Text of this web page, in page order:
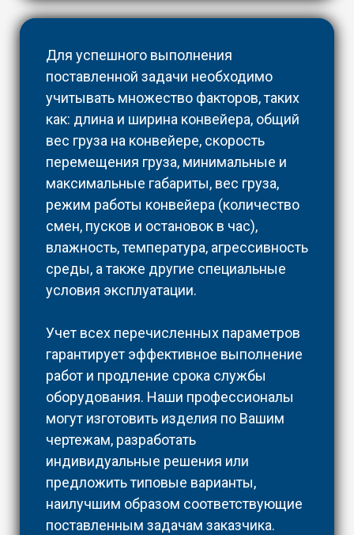
Для успешного выполнения
поставленной задачи необходимо
учитывать множество факторов, таких
как: длина и ширина конвейера, общий
вес груза на конвейере, скорость
перемещения груза, минимальные и
максимальные габариты, вес груза,
режим работы конвейера (количество
смен, пусков и остановок в час),
влажность, температура, агрессивность
среды, а также другие специальные
условия эксплуатации.
Учет всех перечисленных параметров
гарантирует эффективное выполнение
работ и продление срока службы
оборудования. Наши профессионалы
могут изготовить изделия по Вашим
чертежам, разработать
индивидуальные решения или
предложить типовые варианты,
наилучшим образом соответствующие
поставленным задачам заказчика.